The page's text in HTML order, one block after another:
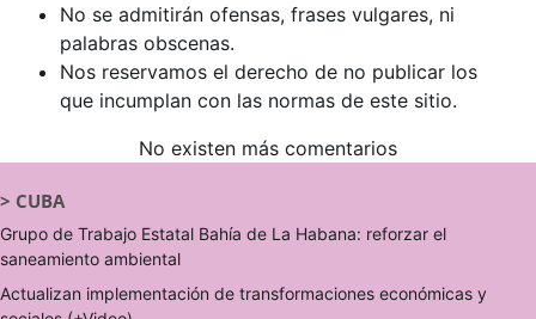
No se admitirán ofensas, frases vulgares, ni
palabras obscenas.
Nos reservamos el derecho de no publicar los
que incumplan con las normas de este sitio.
No existen más comentarios
> CUBA
Grupo de Trabajo Estatal Bahía de La Habana: reforzar el
saneamiento ambiental
Actualizan implementación de transformaciones económicas y